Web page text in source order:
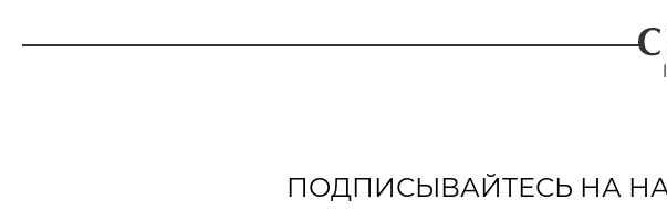
ПОДПИСЫВАЙТЕСЬ НА